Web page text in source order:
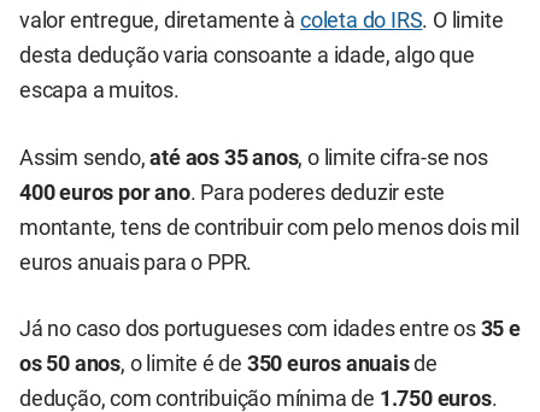
valor entregue, diretamente àcoleta do IRS. O limite
desta dedução varia consoante a idade, algo que
escapa a muitos.
Assim sendo,até aos 35 anos, o limite cifra-se nos
400 euros por ano. Para poderes deduzir este
montante, tens de contribuir com pelo menos dois mil
euros anuais para o PPR.
Já no caso dos portugueses com idades entre os35 e
os 50 anos, o limite é de 350 euros anuaisde
dedução, com contribuição mínima de 1.750 euros.